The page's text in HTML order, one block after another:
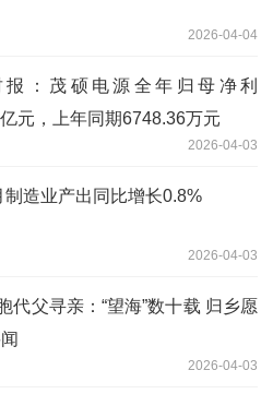
2026-04-04
报：茂硕电源全年归母净利
元，上年同期6748.36万元
2026-04-03
制造业产出同比增长0.8%
2026-04-03
代父寻亲：“望海”数十载 归乡愿
2026-04-03